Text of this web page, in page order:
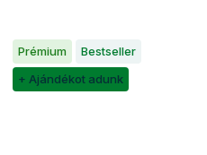
Prémium
Bestseller
+ Ajándékot adunk